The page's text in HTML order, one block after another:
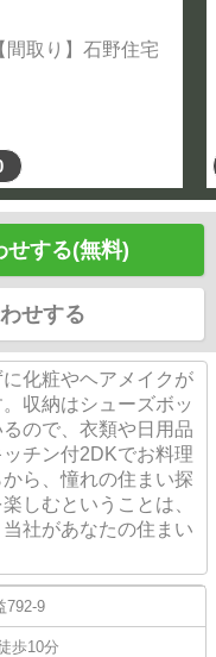
せする(無料)
せする
化粧やヘアメイクが
収納はシューズボッ
ので、衣類や日用品
チン付2DKでお料理
ら、憧れの住まい探
しむということは、
社があなたの住まい
792-9
歩10分